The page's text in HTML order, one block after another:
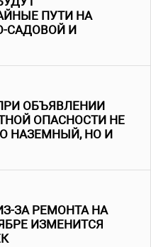
ПУТИ НА
САДОВОЙ И
ОБЪЯВЛЕНИИ
ОПАСНОСТИ НЕ
НАЗЕМНЫЙ, НО И
ЗА РЕМОНТА НА
ИЗМЕНИТСЯ